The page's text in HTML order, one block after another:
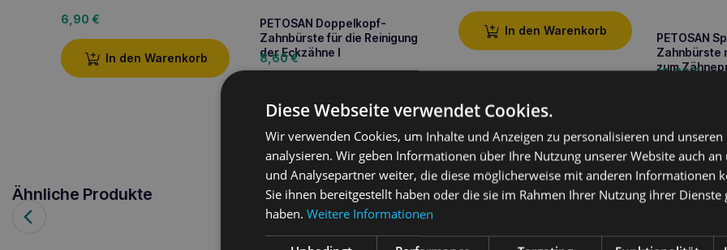
6,90 €
In den Warenkorb
PETOSAN Doppelkopf-
Zahnbürste für die Reinigung
der Eckzähne l
8,60€
In den Warenkorb
PETOSAN
Zahnbürste
zum
10,80€
Ähnliche Produkte
Diese Webseite verwendet Cookies.
Wir verwenden Cookies, um Inhalte und Anzeigen zu personalisieren und
analysieren. Wir geben Informationen über Ihre Nutzung unserer Website auch an
und Analysepartner weiter, die diese möglicherweise mit anderen Informationen
Sie ihnen bereitgestellt haben oder die sie im Rahmen Ihrer Nutzung ihrer Dienste
haben. Weitere Informationen